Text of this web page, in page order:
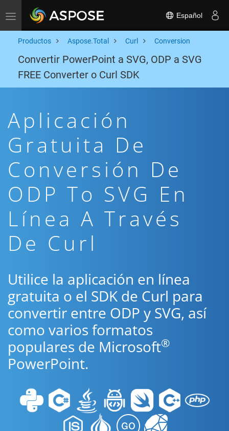
Toggle navigation Español
Productos Aspose.Total Curl Conversion
Convertir PowerPoint a SVG, ODP a SVG
FREE Converter o Curl SDK
Aplicación
Gratuita De
Conversión De
ODP To SVG En
Línea A Través
De Curl
Utilice la aplicación en línea
gratuita o el SDK de Curl para
convertir entre ODP y SVG, así
como varios formatos
populares de Microsoft®
PowerPoint.